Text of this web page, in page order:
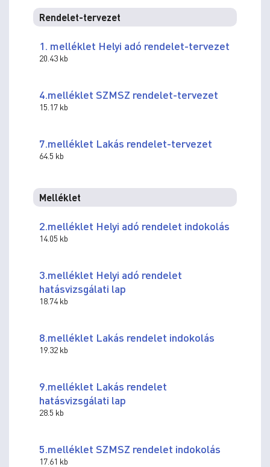
Rendelet-tervezet
1. melléklet Helyi adó rendelet-tervezet
20.43 kb
4.melléklet SZMSZ rendelet-tervezet
15.17 kb
7.melléklet Lakás rendelet-tervezet
64.5 kb
Melléklet
2.melléklet Helyi adó rendelet indokolás
14.05 kb
3.melléklet Helyi adó rendelet
hatásvizsgálati lap
18.74 kb
8.melléklet Lakás rendelet indokolás
19.32 kb
9.melléklet Lakás rendelet
hatásvizsgálati lap
28.5 kb
5.melléklet SZMSZ rendelet indokolás
17.61 kb